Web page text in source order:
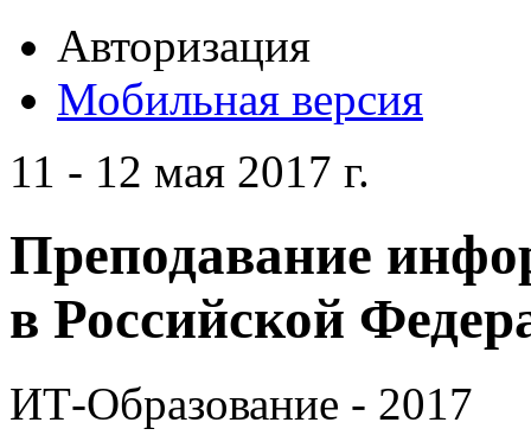
Авторизация
Мобильная версия
11 - 12 мая 2017 г.
Преподавание
в Российской
ИТ-Образование - 2017